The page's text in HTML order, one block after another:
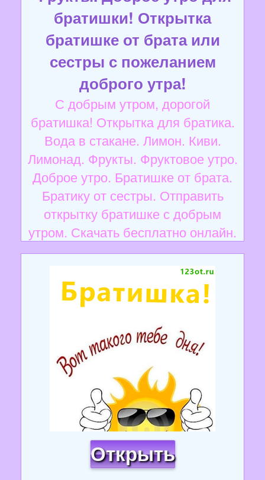
братишки! Открытка
братишке от брата или
сестры с пожеланием
доброго утра!
С добрым утром, дорогой
братишка! Открытка для братика.
Вода в стакане. Лимон. Киви.
Лимонад. Фрукты. Фруктовое утро.
Доброе утро. Братишке от брата.
Братику от сестры. Отправить
открытку братишке с добрым
утром. Скачать бесплатно онлайн.
Открыть